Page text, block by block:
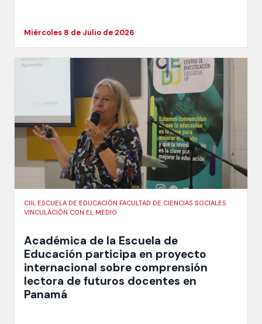
Miércoles 8 de Julio de 2026
CIIL ESCUELA DE EDUCACIÓN FACULTAD DE CIENCIAS SOCIALES
VINCULACIÓN CON EL MEDIO
Académica de la Escuela de
Educación participa en proyecto
internacional sobre comprensión
lectora de futuros docentes en
Panamá